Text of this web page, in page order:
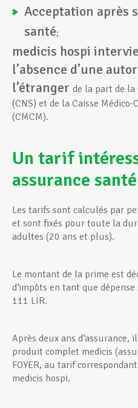
Acceptation après
santé;
medicis hospi
l’absence d’une
l’étranger de la part de la
(CNS) et de la Caisse
(CMCM).
Un tarif
assurance santé
Les tarifs sont calculés par
et sont fixés pour toute la
adultes (20 ans et plus).
Le montant de la prime est
d‘impôts en tant que
111 LIR.
Après deux ans d‘assurance,
produit complet medicis
FOYER, au tarif
medicis hospi.